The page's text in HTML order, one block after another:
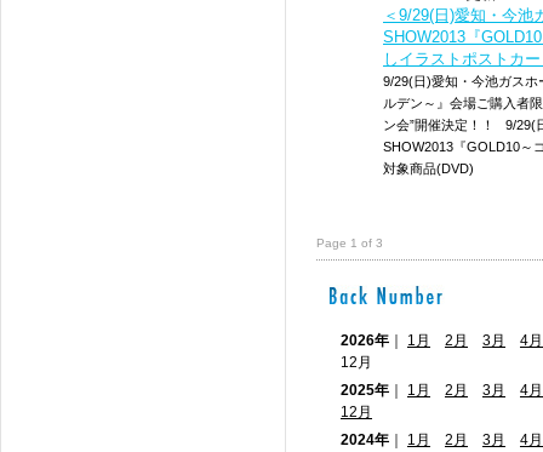
＜9/29(日)愛知・今池
SHOW2013『
しイラストポストカ
9/29(日)愛知・今池ガス
ルデン～』会場ご購入者
ン会”開催決定！！ 9/29(
SHOW2013『GOLD10～
対象商品(DVD)
Page 1 of 3
2026年 1月 2月 3月
4月
12月
2025年
1月 2月 3月
4月
12月
2024年
1月 2月 3月
4月